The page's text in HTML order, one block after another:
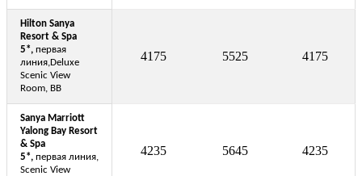
Hilton Sanya
Resort & Spa
5*, первая
линия,Deluxe
Scenic View
Room, BB
4175 5525 4175
Sanya Marriott
Yalong Bay Resort
& Spa
5*, первая линия,
Scenic View
4235 5645 4235